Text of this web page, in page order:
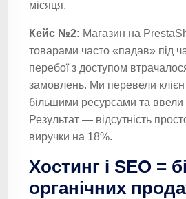
місяця.
Кейс №2: Магазин на
товарами часто «падав» під
перебої з доступом
замовлень. Ми перевели
більшими ресурсами та ввели
Результат — відсутність
виручки на 18%.
Хостинг і SEO =
органічних